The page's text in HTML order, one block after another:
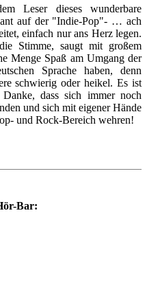
Leser dieses wunderbare
auf der "Indie-Pop"- … ach
einfach nur ans Herz legen.
Stimme, saugt mit großem
Menge Spaß am Umgang der
Sprache haben, denn
schwierig oder heikel. Es ist
dass sich immer noch
und sich mit eigener Hände
und Rock-Bereich wehren!
Bar: